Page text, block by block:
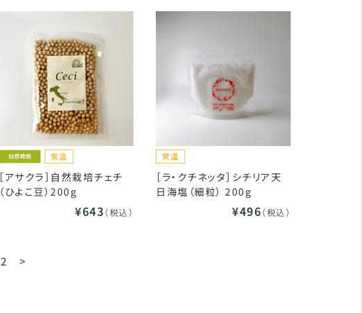
［アサクラ］自然栽培チェチ
（ひよこ豆）200g
¥643（税込）
［ラ・クチネッタ］シチリア天
日海塩（細粒） 200g
¥496（税込）
2 >